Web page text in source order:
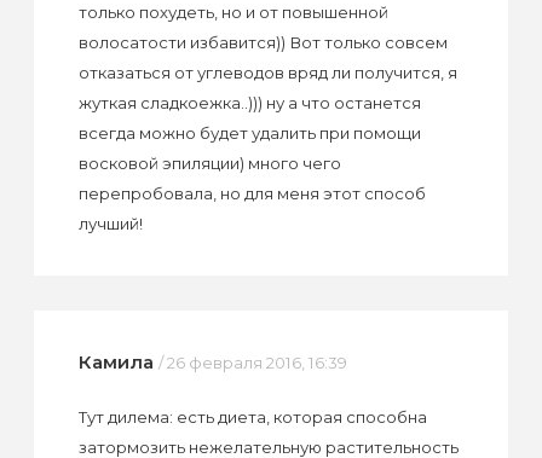
только похудеть, но и от повышенной
волосатости избавится)) Вот только совсем
отказаться от углеводов вряд ли получится, я
жуткая сладкоежка..))) ну а что останется
всегда можно будет удалить при помощи
восковой эпиляции) много чего
перепробовала, но для меня этот способ
лучший!
Камила / 26 февраля 2016, 16:39
Тут дилема: есть диета, которая способна
затормозить нежелательную растительность